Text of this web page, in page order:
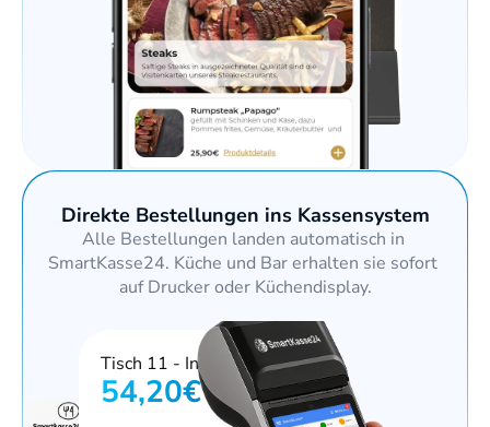
Direkte Bestellungen ins Kassensystem
Alle Bestellungen landen automatisch in
SmartKasse24. Küche und Bar erhalten sie sofort
auf Drucker oder Küchendisplay.
Tisch 11 - Innen
54,20€